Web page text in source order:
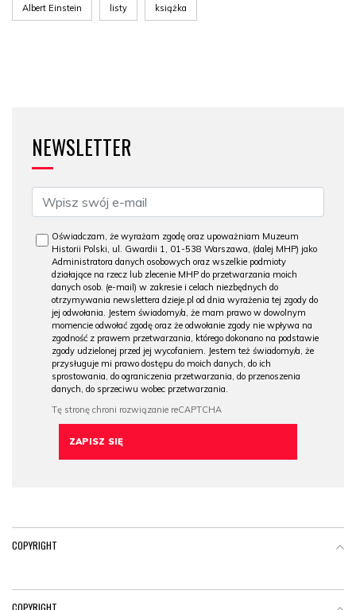
Albert Einstein listy książka
NEWSLETTER
Oświadczam, że wyrażam zgodę oraz upoważniam Muzeum
Historii Polski, ul. Gwardii 1, 01-538 Warszawa, (dalej MHP) jako
Administratora danych osobowych oraz wszelkie podmioty
działające na rzecz lub zlecenie MHP do przetwarzania moich
danych osob. (e-mail) w zakresie i celach niezbędnych do
otrzymywania newslettera dzieje.pl od dnia wyrażenia tej zgody do
jej odwołania. Jestem świadomy/a, że mam prawo w dowolnym
momencie odwołać zgodę oraz że odwołanie zgody nie wpływa na
zgodność z prawem przetwarzania, którego dokonano na podstawie
zgody udzielonej przed jej wycofaniem. Jestem też świadomy/a, że
przysługuje mi prawo dostępu do moich danych, do ich
sprostowania, do ograniczenia przetwarzania, do przenoszenia
danych, do sprzeciwu wobec przetwarzania.
COPYRIGHT
COPYRIGHT